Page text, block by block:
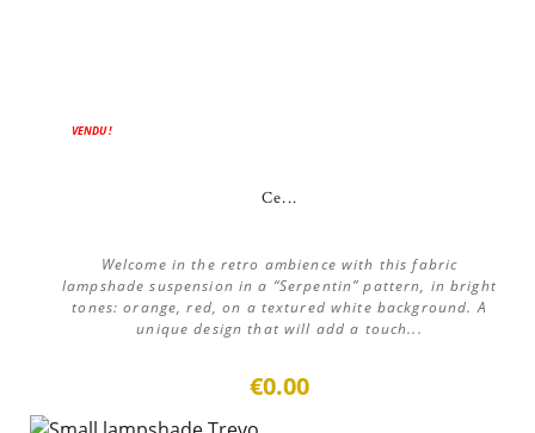
VENDU !
Ce...
Welcome in the retro ambience with this fabric
lampshade suspension in a “Serpentin” pattern, in bright
tones: orange, red, on a textured white background. A
unique design that will add a touch...
€0.00